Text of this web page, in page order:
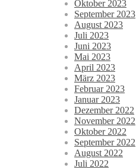
Oktober 2023
September 2023
August 2023
Juli 2023
Juni 2023
Mai 2023
April 2023
März 2023
Februar 2023
Januar 2023
Dezember 2022
November 2022
Oktober 2022
September 2022
August 2022
Juli 2022